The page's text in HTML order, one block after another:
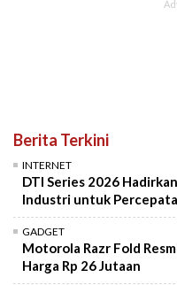
Berita Terkini
INTERNET
DTI Series 2026
Industri untuk
GADGET
Motorola Razr Fold
Harga Rp 26 Jutaan